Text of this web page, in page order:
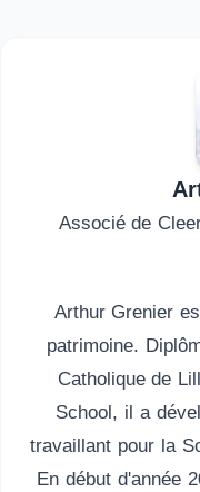
Associé de
Arthur Grenier
patrimoine.
Catholique de
School, il a
travaillant pour la
En début d'année